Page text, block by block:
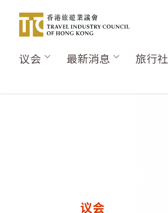
容
Main
议会 最新消息 旅行社
议会